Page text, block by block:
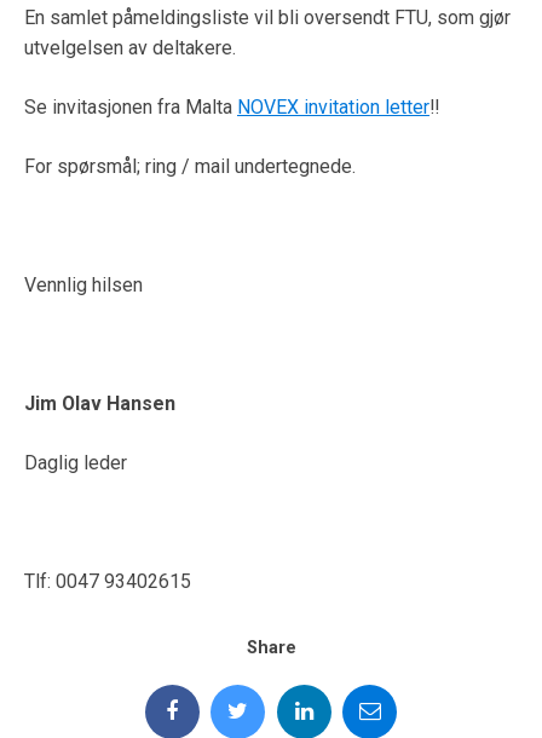
En samlet påmeldingsliste vil bli oversendt FTU, som gjør
utvelgelsen av deltakere.
Se invitasjonen fra Malta NOVEX invitation letter!!
For spørsmål; ring / mail undertegnede.
Vennlig hilsen
Jim Olav Hansen
Daglig leder
Tlf: 0047 93402615
Share